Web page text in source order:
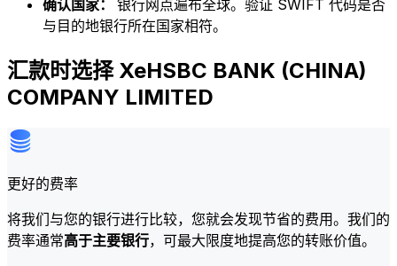
确认国家： 银行网点遍布全球。验证 SWIFT 代码是否
与目的地银行所在国家相符。
汇款时选择 XeHSBC BANK (CHINA)
COMPANY LIMITED
更好的费率
将我们与您的银行进行比较，您就会发现节省的费用。我们的
费率通常高于主要银行，可最大限度地提高您的转账价值。